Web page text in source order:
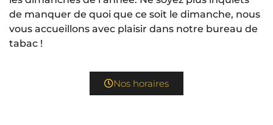
de manquer de quoi que ce soit le dimanche, nous
vous accueillons avec plaisir dans notre bureau de
tabac !
Nos horaires